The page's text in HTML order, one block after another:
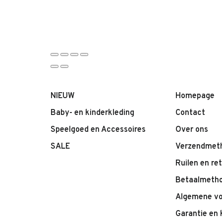
NIEUW
Baby- en kinderkleding
Speelgoed en Accessoires
SALE
Homepage
Contact
Over ons
Ruilen en
Algemene
Garantie en